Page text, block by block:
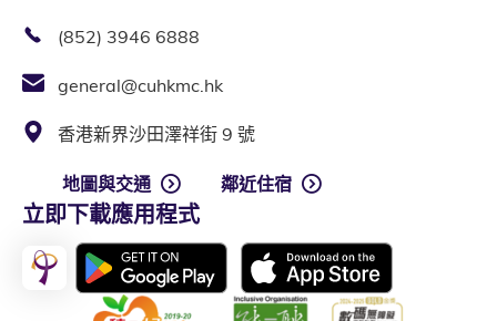
(852) 3946 6888
general@cuhkmc.hk
香港新界沙田澤祥街 9 號
地圖與交通 鄰近住宿
立即下載應用程式